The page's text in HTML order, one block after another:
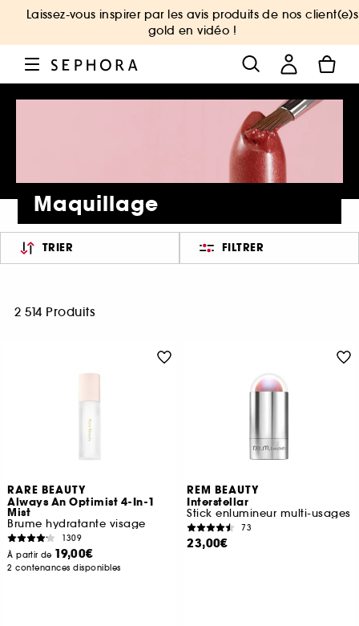
Laissez-vous inspirer par les avis produits de nos client(e)s
gold en vidéo !
Maquillage
TRIER FILTRER
2 514 Produits
RARE BEAUTY
Always An Optimist 4-In-1
Mist
Brume hydratante visage
1309
À partir de 19,00€
2 contenances disponibles
REM BEAUTY
Interstellar
Stick enlumineur multi-usages
73
23,00€